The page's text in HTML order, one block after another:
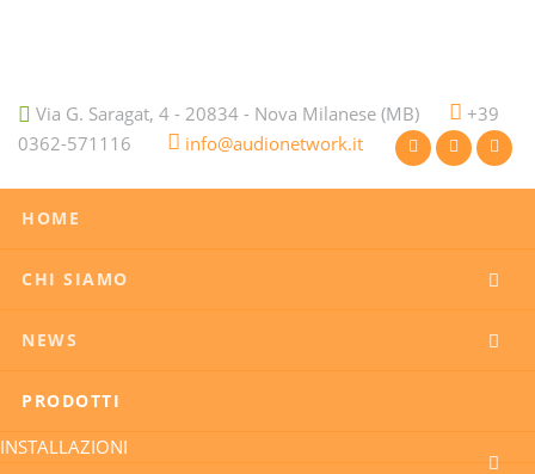
Via G. Saragat, 4 - 20834 - Nova Milanese (MB)
+39
0362-571116
info@audionetwork.it
HOME
CHI SIAMO
NEWS
PRODOTTI
INSTALLAZIONI